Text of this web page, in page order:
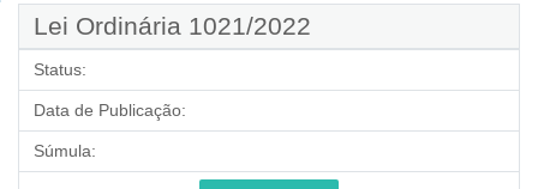
Lei Ordinária 1021/2022
Status:
Data de Publicação:
Súmula: